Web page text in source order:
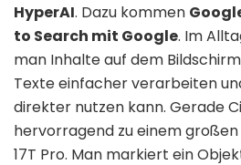
HyperAI. Dazu kommen
to Search mit Google. Im
man Inhalte auf dem
Texte einfacher verarbeiten
direkter nutzen kann. Gerade
hervorragend zu einem
17T Pro. Man markiert ein